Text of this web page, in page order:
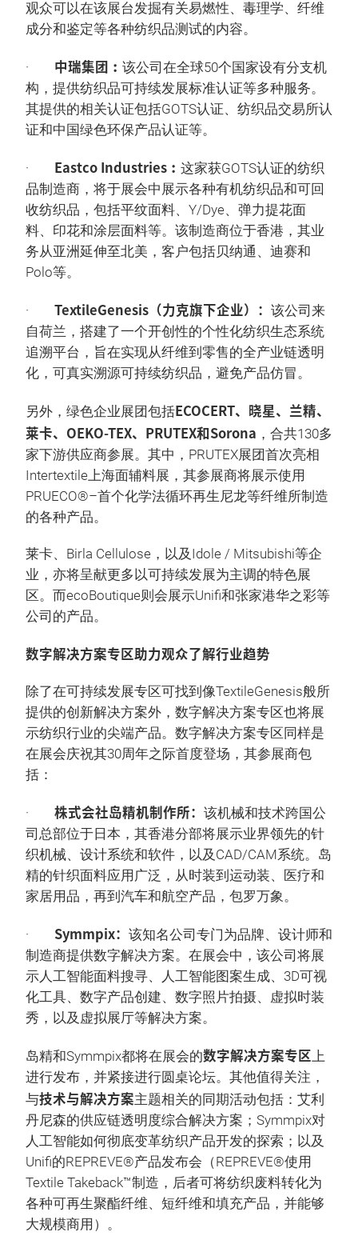
观众可以在该展台发掘有关易燃性、毒理学、纤维
成分和鉴定等各种纺织品测试的内容。
· 中瑞集团︰ 该公司在全球50个国家设有分支机
构，提供纺织品可持续发展标准认证等多种服务。
其提供的相关认证包括GOTS认证、纺织品交易所认
证和中国绿色环保产品认证等。
· Eastco Industries︰ 这家获GOTS认证的纺织
品制造商，将于展会中展示各种有机纺织品和可回
收纺织品，包括平纹面料、Y/Dye、弹力提花面
料、印花和涂层面料等。该制造商位于香港，其业
务从亚洲延伸至北美，客户包括贝纳通、迪赛和
Polo等。
· TextileGenesis（力克旗下企业）： 该公司来
自荷兰，搭建了一个开创性的个性化纺织生态系统
追溯平台，旨在实现从纤维到零售的全产业链透明
化，可真实溯源可持续纺织品，避免产品仿冒。
另外，绿色企业展团包括ECOCERT、晓星、兰精、
莱卡、OEKO-TEX、PRUTEX和Sorona ，合共130多
家下游供应商参展。其中，PRUTEX展团首次亮相
Intertextile上海面辅料展，其参展商将展示使用
PRUECO®–首个化学法循环再生尼龙等纤维所制造
的各种产品。
莱卡、Birla Cellulose，以及Idole / Mitsubishi等企
业，亦将呈献更多以可持续发展为主调的特色展
区。而ecoBoutique则会展示Unifi和张家港华之彩等
公司的产品。
数字解决方案专区助力观众了解行业趋势
除了在可持续发展专区可找到像TextileGenesis般所
提供的创新解决方案外，数字解决方案专区也将展
示纺织行业的尖端产品。数字解决方案专区同样是
在展会庆祝其30周年之际首度登场，其参展商包
括：
· 株式会社岛精机制作所： 该机械和技术跨国公
司总部位于日本，其香港分部将展示业界领先的针
织机械、设计系统和软件，以及CAD/CAM系统。岛
精的针织面料应用广泛，从时装到运动装、医疗和
家居用品，再到汽车和航空产品，包罗万象。
· Symmpix： 该知名公司专门为品牌、设计师和
制造商提供数字解决方案。在展会中，该公司将展
示人工智能面料搜寻、人工智能图案生成、3D可视
化工具、数字产品创建、数字照片拍摄、虚拟时装
秀，以及虚拟展厅等解决方案。
岛精和Symmpix都将在展会的数字解决方案专区上
进行发布，并紧接进行圆桌论坛。其他值得关注，
与技术与解决方案主题相关的同期活动包括：艾利
丹尼森的供应链透明度综合解决方案；Symmpix对
人工智能如何彻底变革纺织产品开发的探索；以及
Unifi的REPREVE®产品发布会（REPREVE®使用
Textile Takeback™制造，后者可将纺织废料转化为
各种可再生聚酯纤维、短纤维和填充产品，并能够
大规模商用）。